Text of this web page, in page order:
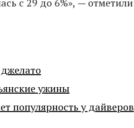
с 29 до 6%», — отметили
ужины
популярность у дайверов